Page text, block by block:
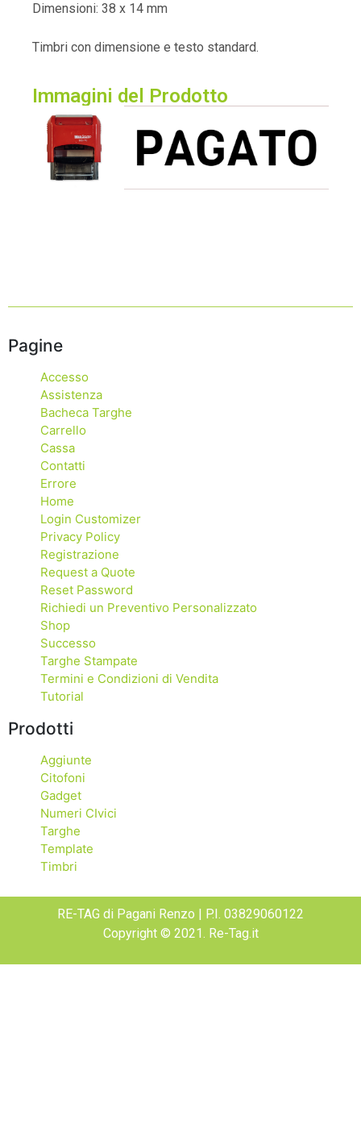
Dimensioni: 38 x 14 mm
Timbri con dimensione e testo standard.
Immagini del Prodotto​
Pagine
Accesso
Assistenza
Bacheca Targhe
Carrello
Cassa
Contatti
Errore
Home
Login Customizer
Privacy Policy
Registrazione
Request a Quote
Reset Password
Richiedi un Preventivo Personalizzato
Shop
Successo
Targhe Stampate
Termini e Condizioni di Vendita
Tutorial
Prodotti
Aggiunte
Citofoni
Gadget
Numeri CIvici
Targhe
Template
Timbri
RE-TAG di Pagani Renzo | P.I. 03829060122
Copyright © 2021. Re-Tag.it